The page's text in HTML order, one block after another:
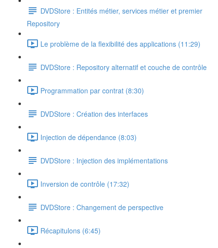
DVDStore : Entités métier, services métier et premier
Repository
Le problème de la flexibilité des applications (11:29)
DVDStore : Repository alternatif et couche de contrôle
Programmation par contrat (8:30)
DVDStore : Création des interfaces
Injection de dépendance (8:03)
DVDStore : Injection des implémentations
Inversion de contrôle (17:32)
DVDStore : Changement de perspective
Récapitulons (6:45)